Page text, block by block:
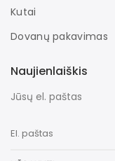
Kutai
Dovanų pakavimas
Naujienlaiškis
Jūsų el. paštas